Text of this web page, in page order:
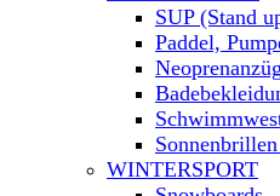
SUP (Stand
Paddel,
WINTERSPORT